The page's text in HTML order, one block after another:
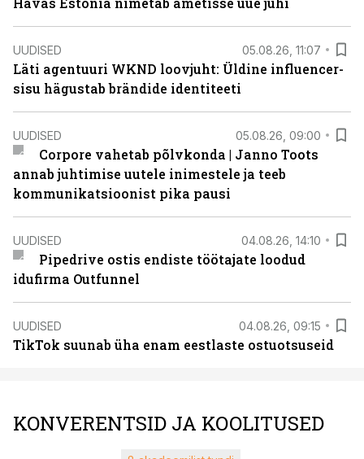
UUDISED 05.08.26, 11:07
Läti agentuuri WKND loovjuht: Üldine influencer-
sisu hägustab brändide identiteeti
UUDISED 05.08.26, 09:00
Corpore vahetab põlvkonda | Janno Toots
annab juhtimise uutele inimestele ja teeb
kommunikatsioonist pika pausi
UUDISED 04.08.26, 14:10
Pipedrive ostis endiste töötajate loodud
idufirma Outfunnel
UUDISED 04.08.26, 09:15
TikTok suunab üha enam eestlaste ostuotsuseid
KONVERENTSID JA KOOLITUSED